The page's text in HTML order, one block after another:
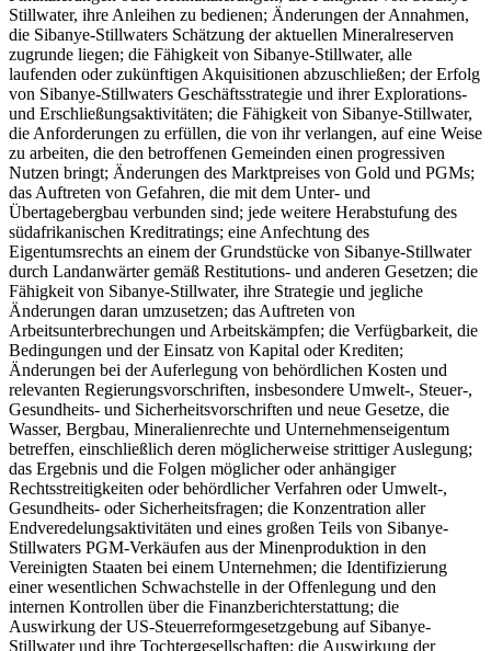
Stillwater, ihre Anleihen zu bedienen; Änderungen der Annahmen,
die Sibanye-Stillwaters Schätzung der aktuellen Mineralreserven
zugrunde liegen; die Fähigkeit von Sibanye-Stillwater, alle
laufenden oder zukünftigen Akquisitionen abzuschließen; der Erfolg
von Sibanye-Stillwaters Geschäftsstrategie und ihrer Explorations-
und Erschließungsaktivitäten; die Fähigkeit von Sibanye-Stillwater,
die Anforderungen zu erfüllen, die von ihr verlangen, auf eine Weise
zu arbeiten, die den betroffenen Gemeinden einen progressiven
Nutzen bringt; Änderungen des Marktpreises von Gold und PGMs;
das Auftreten von Gefahren, die mit dem Unter- und
Übertagebergbau verbunden sind; jede weitere Herabstufung des
südafrikanischen Kreditratings; eine Anfechtung des
Eigentumsrechts an einem der Grundstücke von Sibanye-Stillwater
durch Landanwärter gemäß Restitutions- und anderen Gesetzen; die
Fähigkeit von Sibanye-Stillwater, ihre Strategie und jegliche
Änderungen daran umzusetzen; das Auftreten von
Arbeitsunterbrechungen und Arbeitskämpfen; die Verfügbarkeit, die
Bedingungen und der Einsatz von Kapital oder Krediten;
Änderungen bei der Auferlegung von behördlichen Kosten und
relevanten Regierungsvorschriften, insbesondere Umwelt-, Steuer-,
Gesundheits- und Sicherheitsvorschriften und neue Gesetze, die
Wasser, Bergbau, Mineralienrechte und Unternehmenseigentum
betreffen, einschließlich deren möglicherweise strittiger Auslegung;
das Ergebnis und die Folgen möglicher oder anhängiger
Rechtsstreitigkeiten oder behördlicher Verfahren oder Umwelt-,
Gesundheits- oder Sicherheitsfragen; die Konzentration aller
Endveredelungsaktivitäten und eines großen Teils von Sibanye-
Stillwaters PGM-Verkäufen aus der Minenproduktion in den
Vereinigten Staaten bei einem Unternehmen; die Identifizierung
einer wesentlichen Schwachstelle in der Offenlegung und den
internen Kontrollen über die Finanzberichterstattung; die
Auswirkung der US-Steuerreformgesetzgebung auf Sibanye-
Stillwater und ihre Tochtergesellschaften; die Auswirkung der